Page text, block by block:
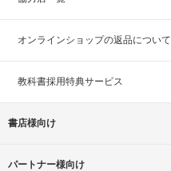
オンラインショップの返品について
教科書採用特典サービス
書店様向け
パートナー様向け